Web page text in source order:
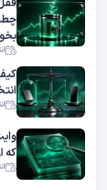
که